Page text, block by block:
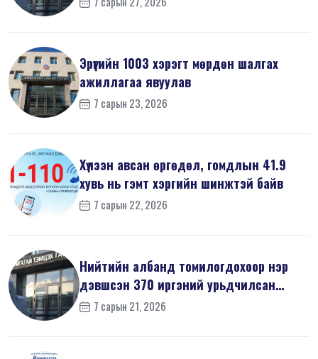
Эрүүгийн 1003 хэрэгт мөрдөн шалгах
ажиллагаа явуулав
7 сарын 23, 2026
Хүлээн авсан өргөдөл, гомдлын 41.9
хувь нь гэмт хэргийн шинжтэй байв
7 сарын 22, 2026
Нийтийн албанд томилогдохоор нэр
дэвшсэн 370 иргэний урьдчилсан
мэдүүл...
7 сарын 21, 2026